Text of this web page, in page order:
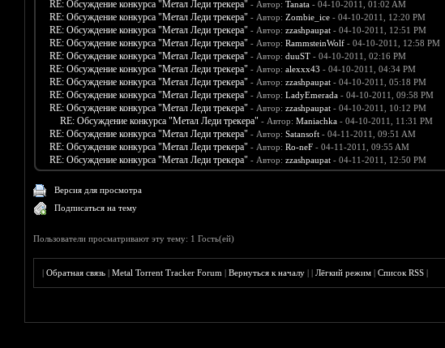
RE: Обсуждение конкурса "Метал Леди трекера" - Автор: Tanata- 04-10-2011, 01:02 AM
RE: Обсуждение конкурса "Метал Леди трекера" - Автор: Zombie_ice- 04-10-2011, 12:20 PM
RE: Обсуждение конкурса "Метал Леди трекера" - Автор: zzashpaupat- 04-10-2011, 12:51 PM
RE: Обсуждение конкурса "Метал Леди трекера" - Автор: RammsteinWolf- 04-10-2011, 12:58 PM
RE: Обсуждение конкурса "Метал Леди трекера" - Автор: duuST- 04-10-2011, 02:16 PM
RE: Обсуждение конкурса "Метал Леди трекера" - Автор: alexxx43 - 04-10-2011, 04:34 PM
RE: Обсуждение конкурса "Метал Леди трекера" - Автор: zzashpaupat- 04-10-2011, 05:18 PM
RE: Обсуждение конкурса "Метал Леди трекера" - Автор: LadyEmerada- 04-10-2011, 09:58 PM
RE: Обсуждение конкурса "Метал Леди трекера" - Автор: zzashpaupat- 04-10-2011, 10:12 PM
RE: Обсуждение конкурса "Метал Леди трекера" - Автор: Maniachka- 04-10-2011, 11:31 PM
RE: Обсуждение конкурса "Метал Леди трекера" - Автор: Satansoft- 04-11-2011, 09:51 AM
RE: Обсуждение конкурса "Метал Леди трекера" - Автор: Ro-neF- 04-11-2011, 09:55 AM
RE: Обсуждение конкурса "Метал Леди трекера" - Автор: zzashpaupat- 04-11-2011, 12:50 PM
Версия для просмотра
Подписаться на тему
Пользователи просматривают эту тему: 1 Гость(ей)
|Обратная связь |Metal Torrent Tracker Forum |Вернуться к началу ||Лёгкий режим |Список RSS |